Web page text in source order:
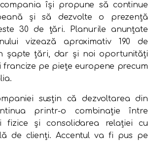
își propune să continue
și să dezvolte o prezență
30 de țări. Planurile anunțate
vizează aproximativ 190 de
șapte țări, dar și noi oportunități
pe piețe europene precum
susțin că dezvoltarea din
printr-o combinație între
fizice și consolidarea relației cu
de clienți. Accentul va fi pus pe